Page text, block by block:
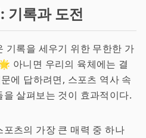
기록과 도전
기록을 세우기 위한 무한한 가
아니면 우리의 육체에는 결
에 답하려면, 스포츠 역사 속
살펴보는 것이 효과적이다.
츠의 가장 큰 매력 중 하나